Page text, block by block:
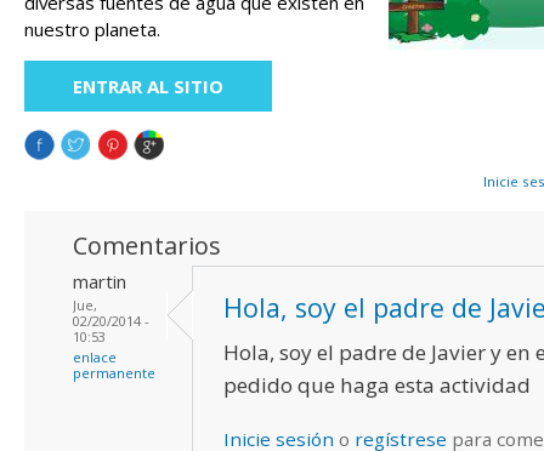
nuestro planeta.
ENTRAR AL SITIO
Inicie
Comentarios
martin
Jue,
02/20/2014 -
10:53
enlace
permanente
Hola, soy el padre de
Hola, soy el padre de Javier y en
pedido que haga esta actividad
Inicie sesión o regístrese para